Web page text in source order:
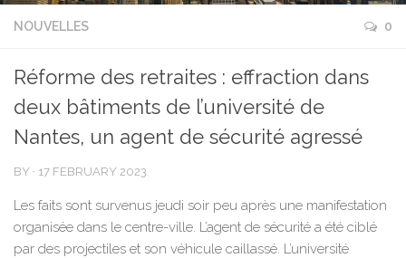
NOUVELLES 0
Réforme des retraites : effraction dans
deux bâtiments de l’université de
Nantes, un agent de sécurité agressé
BY · 17 FEBRUARY 2023
Les faits sont survenus jeudi soir peu après une manifestation
organisée dans le centre-ville. L’agent de sécurité a été ciblé
par des projectiles et son véhicule caillassé. L’université